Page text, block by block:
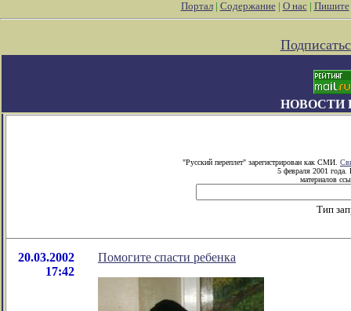
Портал| Содержание| О нас| Пишите
НОВОСТИ
"Русский переплет" зарегистрирован как СМИ.
5 февраля 2001 года.
материалов
Тип
20.03.2002
17:42
Помогите спасти ребенка